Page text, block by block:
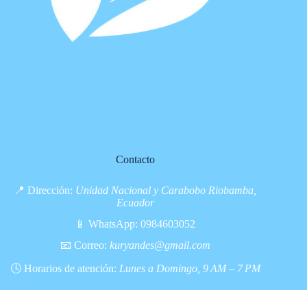
Contacto
📍 Dirección: Unidad Nacional y Carabobo Riobamba,
Ecuador
📱 WhatsApp:0984603052
📧 Correo: kuryandes@gmail.com
🕓 Horarios de atención: Lunes a Domingo, 9 AM – 7 PM